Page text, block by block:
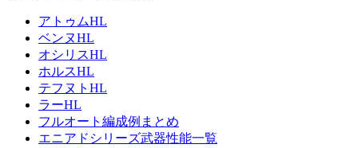
アトゥムHL
ベンヌHL
オシリスHL
ホルスHL
テフヌトHL
ラーHL
フルオート編成例まとめ
エニアドシリーズ武器性能一覧